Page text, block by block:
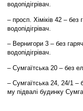
водопідігрівач.
– просп. Хіміків 42 –
водопідігрівач.
– Вернигори 3 – без
водопідігрівач.
– Сумгаїтська 20 – без
– Сумгаїтська 24, 24/1 –
му підвалі будинку